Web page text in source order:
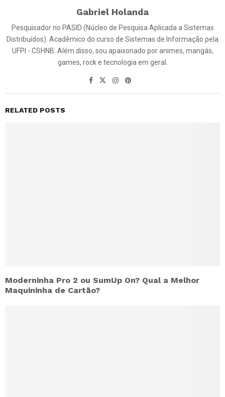
Gabriel Holanda
Pesquisador no PASID (Núcleo de Pesquisa Aplicada a Sistemas
Distribuídos). Acadêmico do curso de Sistemas de Informação pela
UFPI - CSHNB. Além disso, sou apaixonado por animes, mangás,
games, rock e tecnologia em geral.
RELATED POSTS
Moderninha Pro 2 ou SumUp On? Qual a Melhor
Maquininha de Cartão?